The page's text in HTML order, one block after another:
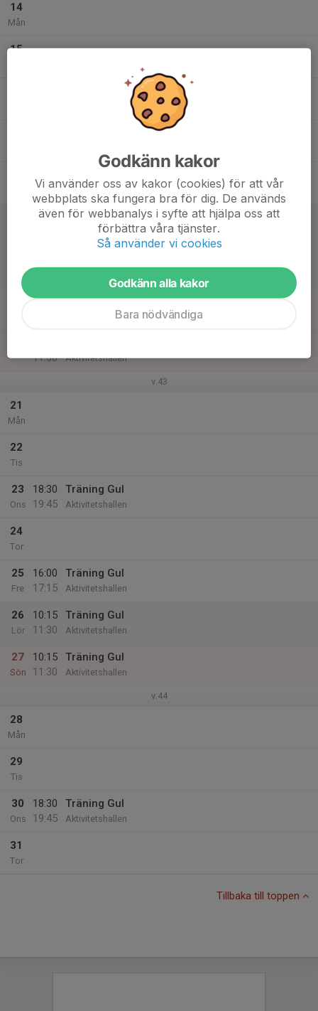
14
Mån
15
17:15
Aktivitetshallen
08:45
Bemanning av TIKet
Klubbhuset
08:45
Bemanning av TIKet
11:30
Aktivitetshallen
v.43
21
Mån
22
Tis
23
Ons
18:30
19:45
Träning Gul
Aktivitetshallen
24
Tor
25
Fre
16:00
17:15
Träning Gul
Aktivitetshallen
26
Lör
10:15
11:30
Träning Gul
Aktivitetshallen
27
Sön
10:15
11:30
Träning Gul
Aktivitetshallen
v.44
28
Mån
29
Tis
30
Ons
18:30
19:45
Träning Gul
Aktivitetshallen
31
Tor
Tillbaka till toppen
Godkänn kakor
Vi använder oss av kakor (cookies) för att vår
webbplats ska fungera bra för dig. De används
även för webbanalys i syfte att hjälpa oss att
förbättra våra tjänster.
Så använder vi cookies
Godkänn alla kakor
Bara nödvändiga